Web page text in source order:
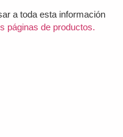
a toda esta información
páginas de productos.